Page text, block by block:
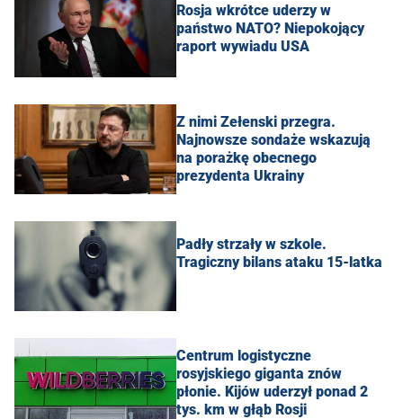
Rosja wkrótce uderzy w
państwo NATO? Niepokojący
raport wywiadu USA
Z nimi Zełenski przegra.
Najnowsze sondaże wskazują
na porażkę obecnego
prezydenta Ukrainy
Padły strzały w szkole.
Tragiczny bilans ataku 15-latka
Centrum logistyczne
rosyjskiego giganta znów
płonie. Kijów uderzył ponad 2
tys. km w głąb Rosji